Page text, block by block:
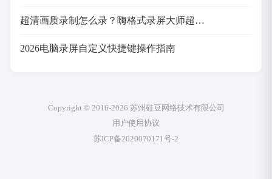
超清画质录制怎么录？嗨格式录屏大师超…
2026电脑录屏自定义快捷键操作指南
Copyright © 2016-2026 苏州硅豆网络技术有限公司
用户使用协议
苏ICP备2020070171号-2